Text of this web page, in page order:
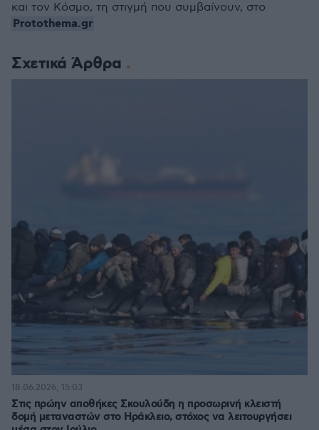
Σχετικά Άρθρα
Στις πρώην αποθήκες Σκουλούδη η προσωρινή κλειστή
δομή μεταναστών στο Ηράκλειο, στόχος να λειτουργήσει
18.06.2026, 15:03
και τον Κόσμο, τη στιγμή που συμβαίνουν, στο
Protothema.gr